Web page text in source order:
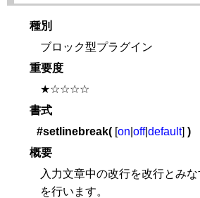
種別
ブロック型プラグイン
重要度
★☆☆☆☆
書式
#setlinebreak( [on off|default] )
概要
入力文章中の改行を改行とみ
を行います。